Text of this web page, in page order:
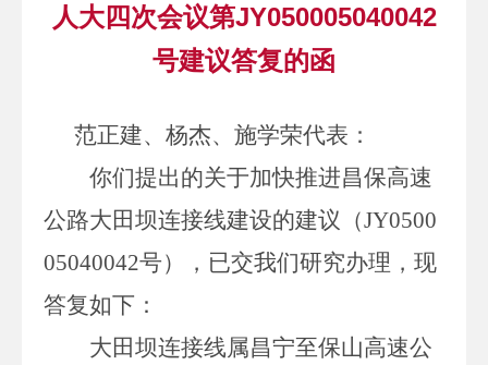
人大四次会议第JY050005040042
号建议答复的函
范正建、 杨杰、施学荣代表：
你们提出的关于加快推进昌保高速
公路大田坝连接线建设的建议（JY0500
05040042号），已交我们研究办理，现
答复如下：
大田坝连接线属昌宁至保山高速公